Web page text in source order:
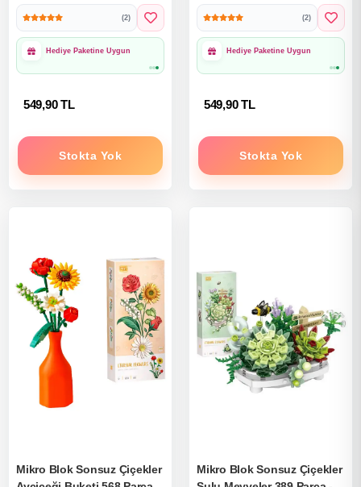
- Loz Lego - Mikro Bloklar
(2)
1000₺ Üzeri Ücretsiz
Kargo
549,90 TL
Stokta Yok
- Loz Lego - Mikro Bloklar
(2)
1000₺ Üzeri Ücretsiz
Kargo
549,90 TL
Stokta Yok
Mikro Blok Sonsuz Çiçekler
Mikro Blok Sonsuz Çiçekler